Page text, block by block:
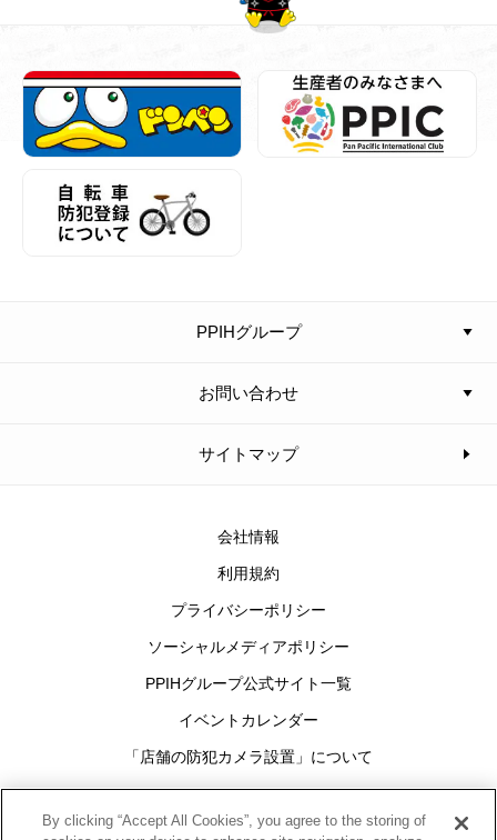
PPIHグループ
お問い合わせ
サイトマップ
会社情報
利用規約
プライバシーポリシー
ソーシャルメディアポリシー
PPIHグループ公式サイト一覧
イベントカレンダー
「店舗の防犯カメラ設置」について
Cookies Settings
By clicking “Accept All Cookies”, you agree to the storing of